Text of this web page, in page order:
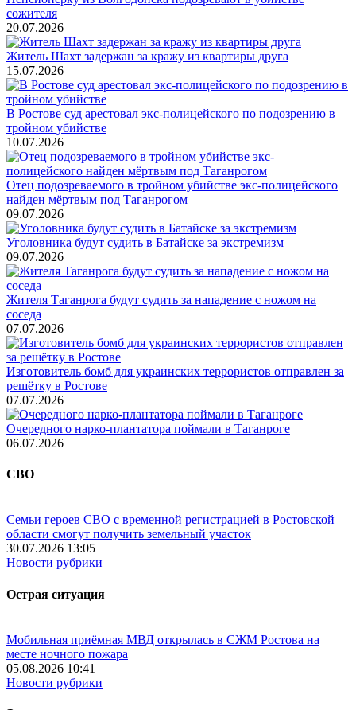
сожителя
20.07.2026
Житель Шахт задержан за кражу из квартиры друга
15.07.2026
В Ростове суд арестовал экс-полицейского по подозрению в
тройном убийстве
10.07.2026
Отец подозреваемого в тройном убийстве экс-полицейского
найден мёртвым под Таганрогом
09.07.2026
Уголовника будут судить в Батайске за экстремизм
09.07.2026
Жителя Таганрога будут судить за нападение с ножом на
соседа
07.07.2026
Изготовитель бомб для украинских террористов отправлен за
решётку в Ростове
07.07.2026
Очередного нарко-плантатора поймали в Таганроге
06.07.2026
СВО
Семьи героев СВО с временной регистрацией в Ростовской
области смогут получить земельный участок
30.07.2026 13:05
Новости рубрики
Острая ситуация
Мобильная приёмная МВД открылась в СЖМ Ростова на
месте ночного пожара
05.08.2026 10:41
Новости рубрики